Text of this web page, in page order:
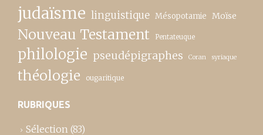
judaïsme linguistique Mésopotamie Moïse
Nouveau Testament Pentateuque
philologie pseudépigraphes Coran syriaque
théologie ougaritique
RUBRIQUES
Sélection (83)